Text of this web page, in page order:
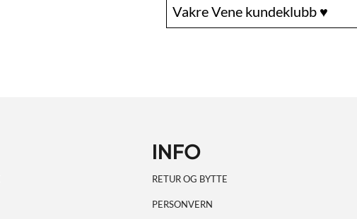
Vakre Vene kundeklubb ♥️
INFO
RETUR OG BYTTE
PERSONVERN